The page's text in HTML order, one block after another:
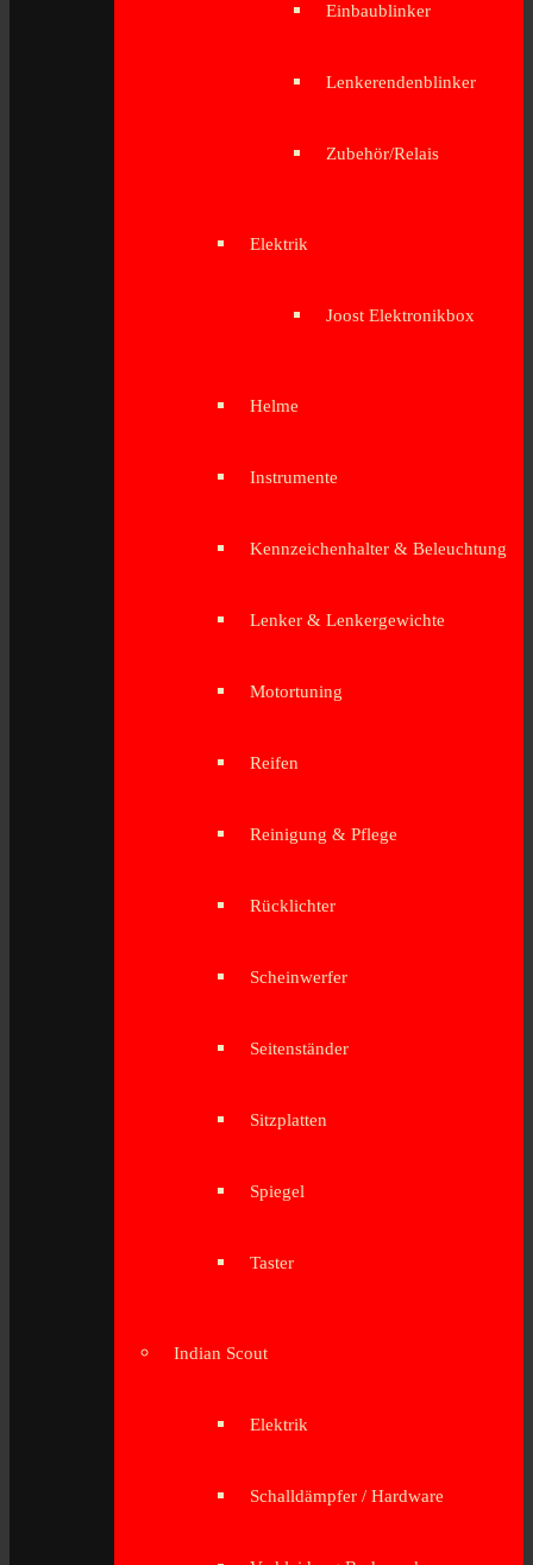
Einbaublinker
Lenkerendenblinker
Zubehör/Relais
Elektrik
Joost Elektronikbox
Helme
Instrumente
Kennzeichenhalter & Beleuchtung
Lenker & Lenkergewichte
Motortuning
Reifen
Reinigung & Pflege
Rücklichter
Scheinwerfer
Seitenständer
Sitzplatten
Spiegel
Taster
Indian Scout
Elektrik
Schalldämpfer / Hardware